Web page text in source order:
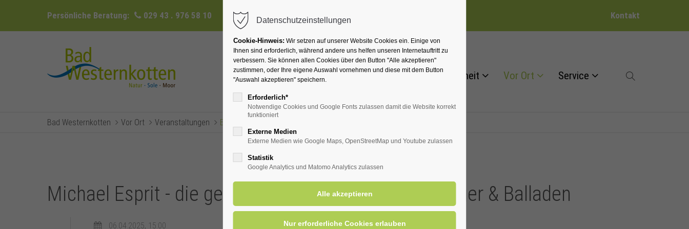
Persönliche Beratung: 029 43 . 976 58 10 info@badwesternkotten.de Kontakt
Ihr Heilbad Übernachten Für Ihre Gesundheit Vor Ort Service
Bad Westernkotten Vor Ort Veranstaltungen Eventsreader (Timeline)
Michael Esprit - die gefühlvolle Stimme - singt Schlager & Balladen
06.04.2025, 15:00
Datenschutzeinstellungen
Cookie-Hinweis: Wir setzen auf unserer Website Cookies ein. Einige von
Ihnen sind erforderlich, während andere uns helfen unseren Internetauftritt zu
verbessern. Sie können allen Cookies über den Button "Alle akzeptieren"
zustimmen, oder Ihre eigene Auswahl vornehmen und diese mit dem Button
"Auswahl akzeptieren" speichern.
Erforderlich*
Notwendige Cookies und Google Fonts zulassen damit die Website korrekt
funktioniert
Externe Medien
Externe Medien wie Google Maps, OpenStreetMap und Youtube zulassen
Statistik
Google Analytics und Matomo Analytics zulassen